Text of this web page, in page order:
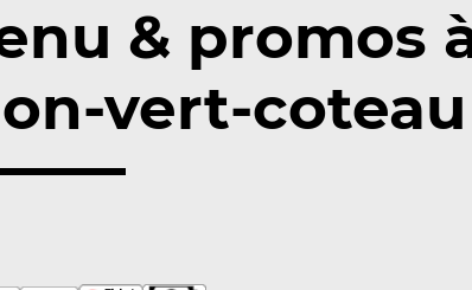
& promos
vert-coteau